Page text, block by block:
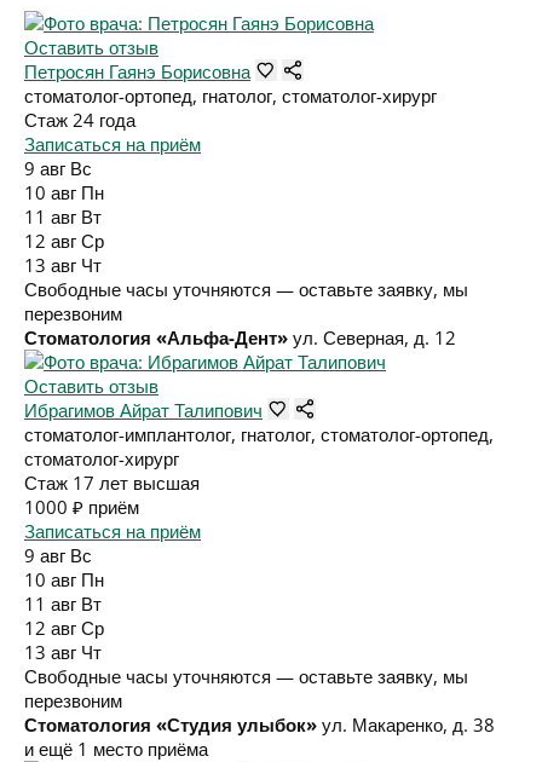
Оставить отзыв
Петросян Гаянэ Борисовна
стоматолог-ортопед, гнатолог, стоматолог-хирург
Стаж 24 года
Записаться на приём
9 авг Вс
10 авг Пн
11 авг Вт
12 авг Ср
13 авг Чт
Свободные часы уточняются — оставьте заявку, мы
перезвоним
Стоматология «Альфа-Дент» ул. Северная, д. 12
Оставить отзыв
Ибрагимов Айрат Талипович
стоматолог-имплантолог, гнатолог, стоматолог-ортопед,
стоматолог-хирург
Стаж 17 лет высшая
1000 ₽ приём
Записаться на приём
9 авг Вс
10 авг Пн
11 авг Вт
12 авг Ср
13 авг Чт
Свободные часы уточняются — оставьте заявку, мы
перезвоним
Стоматология «Студия улыбок» ул. Макаренко, д. 38
и ещё 1 место приёма